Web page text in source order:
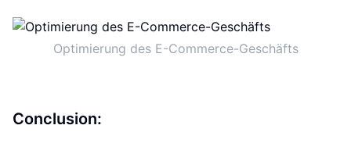
Optimierung des E-Commerce-Geschäfts
Conclusion: